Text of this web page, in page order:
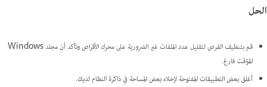
الحل
قم بتنظيف القرص لتقليل عدد الملفات غير الضرورية على محرك الأقراص وتأكد أن مجلد Windows
المؤقت فارغ.
أغلق بعض التطبيقات المفتوحة لإخلاء بعض المساحة في ذاكرة النظام لديك.